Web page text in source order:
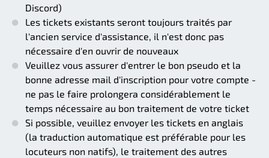
Discord)
Les tickets existants seront toujours traités par
l'ancien service d'assistance, il n'est donc pas
nécessaire d'en ouvrir de nouveaux
Veuillez vous assurer d'entrer le bon pseudo et la
bonne adresse mail d'inscription pour votre compte -
ne pas le faire prolongera considérablement le
temps nécessaire au bon traitement de votre ticket
Si possible, veuillez envoyer les tickets en anglais
(la traduction automatique est préférable pour les
locuteurs non natifs), le traitement des autres